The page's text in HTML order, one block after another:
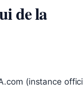
de la
(instance